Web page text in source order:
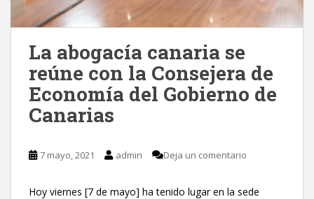
La abogacía canaria se
reúne con la Consejera de
Economía del Gobierno de
Canarias
7 mayo, 2021 admin Deja un comentario
Hoy viernes [7 de mayo] ha tenido lugar en la sede